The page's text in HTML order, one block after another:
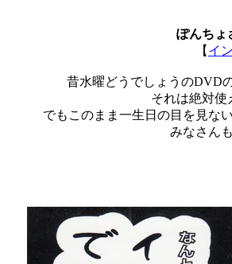
ぽんちょ
【 イ
昔水曜どうでしょうのDVD
それは絶対使
でもこのまま一生日の目を見な
みなさん